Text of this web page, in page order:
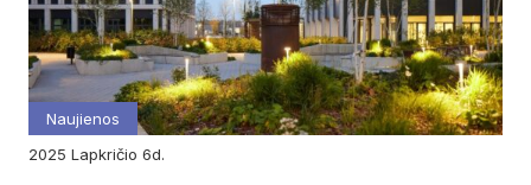
Naujienos
2025
lapkričio 6d.